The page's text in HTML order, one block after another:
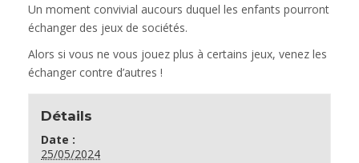
Un moment convivial aucours duquel les enfants pourront
échanger des jeux de sociétés.
Alors si vous ne vous jouez plus à certains jeux, venez les
échanger contre d’autres !
Détails
Date :
25/05/2024